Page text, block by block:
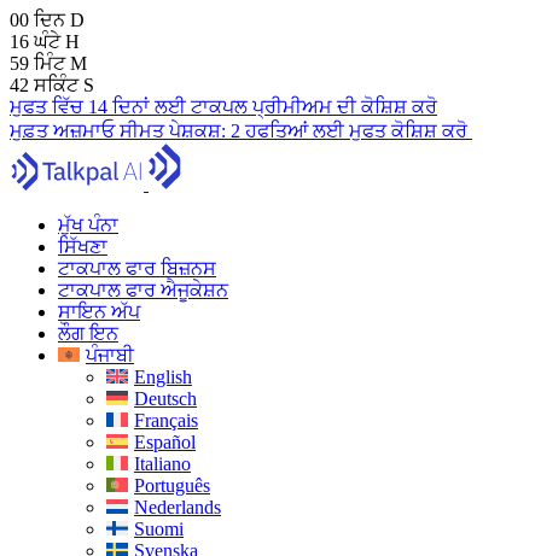
00 ਦਿਨD
16 ਘੰਟੇH
59 ਮਿੰਟM
41 ਸਕਿੰਟ S
ਮੁਫਤ ਵਿੱਚ 14 ਦਿਨਾਂ ਲਈ ਟਾਕਪਲ ਪ੍ਰੀਮੀਅਮ ਦੀ ਕੋਸ਼ਿਸ਼ ਕਰੋ
ਮੁਫ਼ਤ ਅਜ਼ਮਾਓਸੀਮਤ ਪੇਸ਼ਕਸ਼: 2 ਹਫਤਿਆਂ ਲਈ ਮੁਫਤ ਕੋਸ਼ਿਸ਼ ਕਰੋ
ਮੁੱਖ ਪੰਨਾ
ਸਿੱਖਣਾ
ਟਾਕਪਾਲ ਫਾਰ ਬਿਜ਼ਨਸ
ਟਾਕਪਾਲ ਫਾਰ ਐਜੂਕੇਸ਼ਨ
ਸਾਇਨ ਅੱਪ
ਲੌਗ ਇਨ
ਪੰਜਾਬੀ
English
Deutsch
Français
Español
Italiano
Português
Nederlands
Suomi
Svenska